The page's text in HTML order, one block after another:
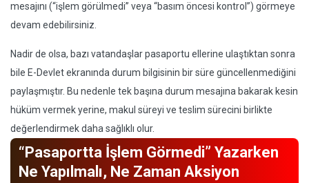
mesajını (“işlem görülmedi” veya “basım öncesi kontrol”) görmeye
devam edebilirsiniz.
Nadir de olsa, bazı vatandaşlar pasaportu ellerine ulaştıktan sonra
bile E-Devlet ekranında durum bilgisinin bir süre güncellenmediğini
paylaşmıştır. Bu nedenle tek başına durum mesajına bakarak kesin
hüküm vermek yerine, makul süreyi ve teslim sürecini birlikte
değerlendirmek daha sağlıklı olur.
“Pasaportta İşlem Görmedi” Yazarken
Ne Yapılmalı, Ne Zaman Aksiyon